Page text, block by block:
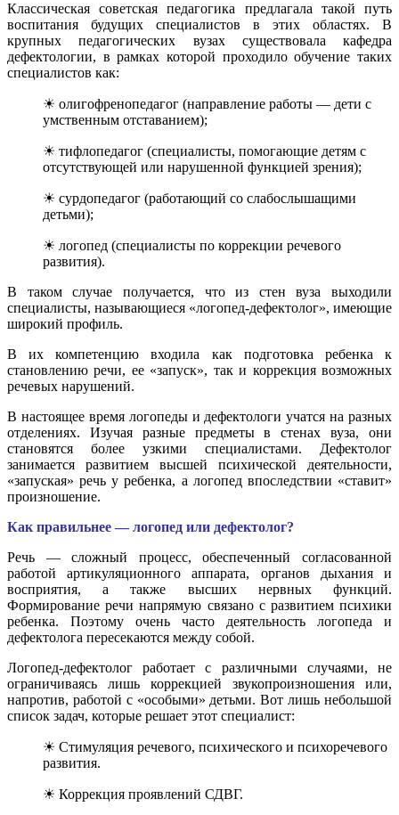
Классическая советская педагогика предлагала такой путь
воспитания будущих специалистов в этих областях. В
крупных педагогических вузах существовала кафедра
дефектологии, в рамках которой проходило обучение таких
специалистов как:
☀ олигофренопедагог (направление работы — дети с
умственным отставанием);
☀ тифлопедагог (специалисты, помогающие детям с
отсутствующей или нарушенной функцией зрения);
☀ сурдопедагог (работающий со слабослышащими
детьми);
☀ логопед (специалисты по коррекции речевого
развития).
В таком случае получается, что из стен вуза выходили
специалисты, называющиеся «логопед-дефектолог», имеющие
широкий профиль.
В их компетенцию входила как подготовка ребенка к
становлению речи, ее «запуск», так и коррекция возможных
речевых нарушений.
В настоящее время логопеды и дефектологи учатся на разных
отделениях. Изучая разные предметы в стенах вуза, они
становятся более узкими специалистами. Дефектолог
занимается развитием высшей психической деятельности,
«запуская» речь у ребенка, а логопед впоследствии «ставит»
произношение.
Как правильнее — логопед или дефектолог?
Речь — сложный процесс, обеспеченный согласованной
работой артикуляционного аппарата, органов дыхания и
восприятия, а также высших нервных функций.
Формирование речи напрямую связано с развитием психики
ребенка. Поэтому очень часто деятельность логопеда и
дефектолога пересекаются между собой.
Логопед-дефектолог работает с различными случаями, не
ограничиваясь лишь коррекцией звукопроизношения или,
напротив, работой с «особыми» детьми. Вот лишь небольшой
список задач, которые решает этот специалист:
☀ Стимуляция речевого, психического и психоречевого
развития.
☀ Коррекция проявлений СДВГ.